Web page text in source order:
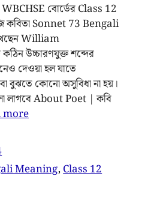
বোর্ডের Class 12
কবিতা Sonnet 73 Bengali
William
উচ্চারণযুক্ত শব্দের
দেওয়া হল যাতে
বা বুঝতে কোনো অসুবিধা না হয়।
লাগবে About Poet | কবি
more
Meaning,Class 12